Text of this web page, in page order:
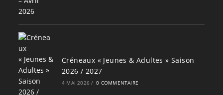
Créneaux « Jeunes & Adultes » Saison
2026 / 2027
4 MAI 2026 / 0 COMMENTAIRE